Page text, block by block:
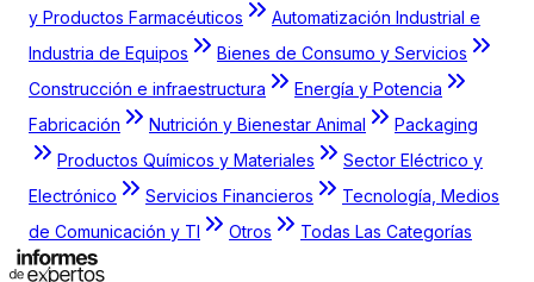
y Productos Farmacéuticos
Automatización Industrial e
Industria de Equipos
Bienes de Consumo y Servicios
Construcción e infraestructura
Energía y Potencia
Fabricación
Nutrición y Bienestar Animal
Packaging
Productos Químicos y Materiales
Sector Eléctrico y
Electrónico
Servicios Financieros
Tecnología, Medios
de Comunicación y TI
Otros Todas Las Categorías